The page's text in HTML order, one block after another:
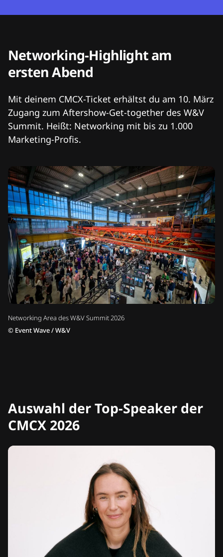
Networking Area des W&V Summit 2026
© Event Wave / W&V
Networking-Highlight am
ersten Abend
Mit deinem CMCX-Ticket erhältst du am 10. März
Zugang zum Aftershow-Get-together des W&V
Summit. Heißt: Networking mit bis zu 1.000
Marketing-Profis.
Auswahl der Top-Speaker der
CMCX 2026